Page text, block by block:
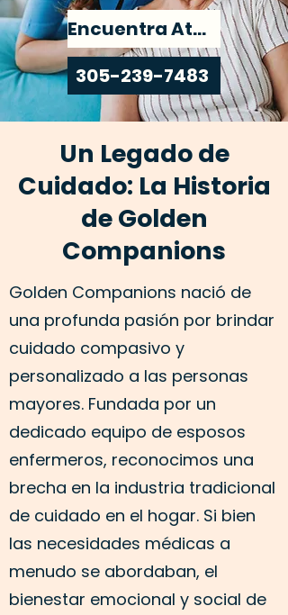
Encuentra Atención
305-239-7483
Un Legado de
Cuidado: La Historia
de Golden
Companions
Golden Companions nació de
una profunda pasión por brindar
cuidado compasivo y
personalizado a las personas
mayores. Fundada por un
dedicado equipo de esposos
enfermeros, reconocimos una
brecha en la industria tradicional
de cuidado en el hogar. Si bien
las necesidades médicas a
menudo se abordaban, el
bienestar emocional y social de